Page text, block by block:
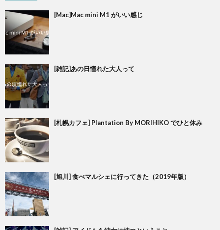
[Mac]Mac mini M1 がいい感じ
[雑記]あの日憧れた大人って
[札幌カフェ] Plantation By MORIHIKO でひと休み
[旭川] 食べマルシェに行ってきた（2019年版）